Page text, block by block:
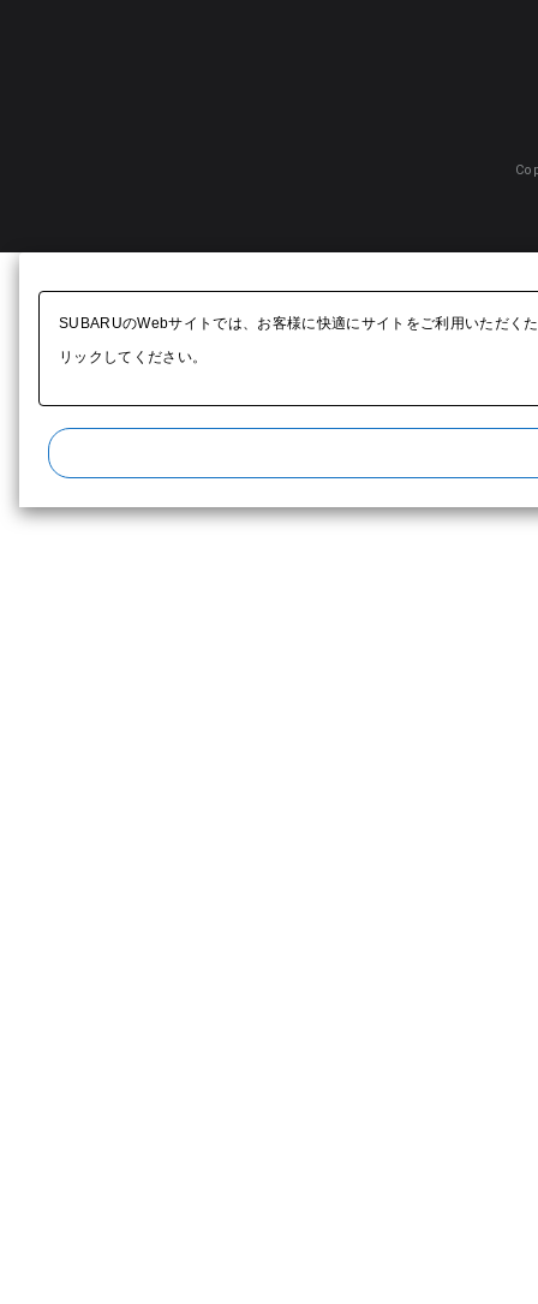
SUBARUのWebサイトでは、お客様に快適にサイトをご利用いただく
リックしてください。​